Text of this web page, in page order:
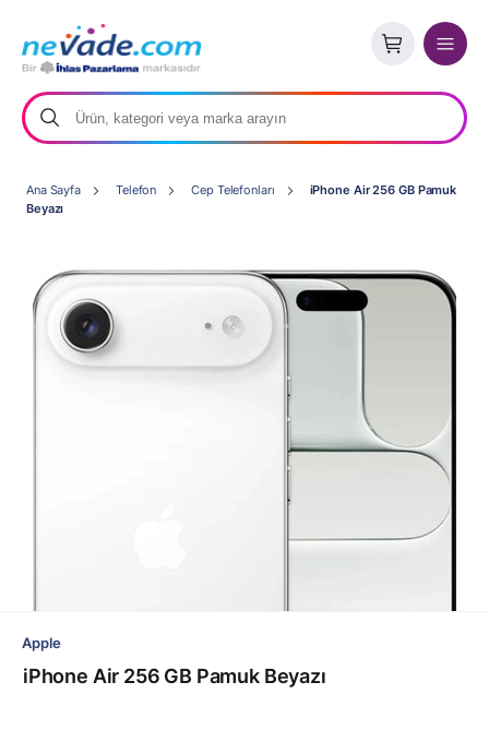
Ana Sayfa Telefon Cep Telefonları
iPhone Air 256 GB Pamuk
Beyazı
Apple
iPhone Air 256 GB Pamuk Beyazı